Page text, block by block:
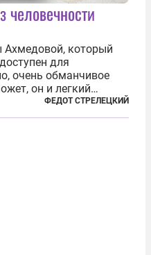
человечности
Ахмедовой, который
для
очень обманчивое
он и легкий
—
Десять рассказов,
ФЕДОТ СТРЕЛЕЦКИЙ